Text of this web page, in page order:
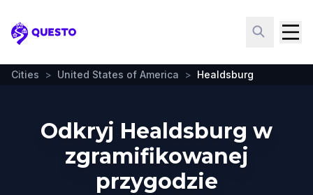
Questo
Cities > United States of America > Healdsburg
Odkryj Healdsburg w
zgramifikowanej
przygodzie